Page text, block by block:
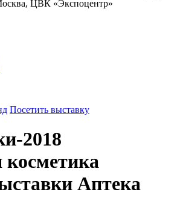
ЦВК «Экспоцентр»
Посетить выставку
2018
косметика
Аптека